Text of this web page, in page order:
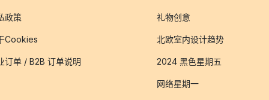
政策
Cookies
订单 / B2B 订单说明
礼物创意
北欧室内设计趋势
2024 黑色星期五
网络星期一